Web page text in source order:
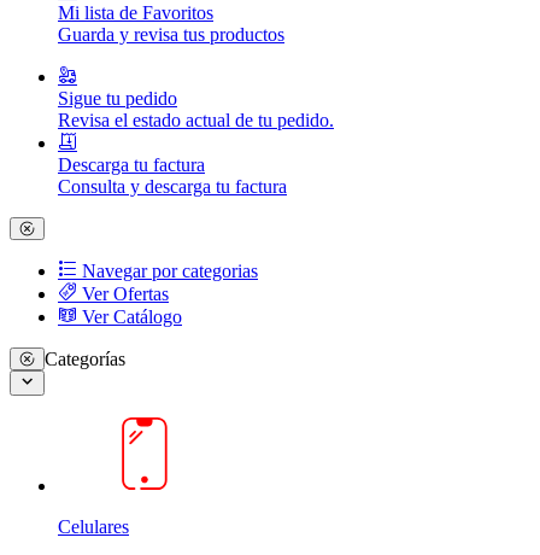
Mi lista de Favoritos
Guarda y revisa tus productos
Sigue tu pedido
Revisa el estado actual de tu pedido.
Descarga tu factura
Consulta y descarga tu factura
Navegar por categorias
Ver Ofertas
Ver Catálogo
Categorías
Celulares